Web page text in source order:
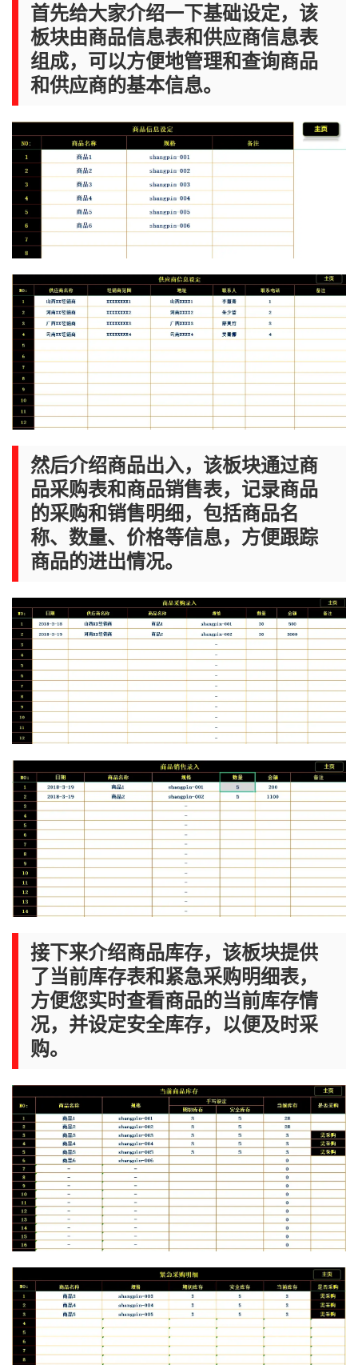
首先给大家介绍一下基础设定，该
板块由商品信息表和供应商信息表
组成，可以方便地管理和查询商品
和供应商的基本信息。
然后介绍商品出入，该板块通过商
品采购表和商品销售表，记录商品
的采购和销售明细，包括商品名
称、数量、价格等信息，方便跟踪
商品的进出情况。
接下来介绍商品库存，该板块提供
了当前库存表和紧急采购明细表，
方便您实时查看商品的当前库存情
况，并设定安全库存，以便及时采
购。